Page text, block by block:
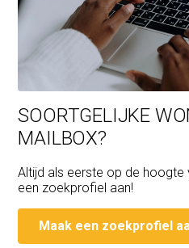
SOORTGELIJKE
MAILBOX?
Altijd als eerste op de hoogte
een zoekprofiel aan!
Maak een zoekprofiel